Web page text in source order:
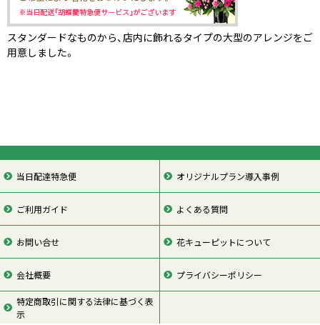
スタンダードなものから、店内に飾れるタイプの大型のアレンジをご
用意しました。
当日配達特急便 オリジナルプラン導入事例
ご利用ガイド よくある質問
お問い合せ 花キューピットについて
会社概要 プライバシーポリシー
特定商取引に関する法律に基づく表
示